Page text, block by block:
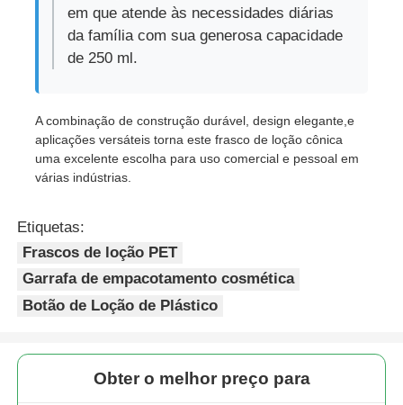
Caixinha de cosméticos
Bomba da loção do parafuso
Bomba de bloqueio esquerda-direita
Bomba do distribuidor do xarope
Pulverizador fino da névoa
pulverizador nasal
em que atende às necessidades diárias
da família com sua generosa capacidade
de 250 ml.
A combinação de construção durável, design elegante,e
aplicações versáteis torna este frasco de loção cônica
uma excelente escolha para uso comercial e pessoal em
várias indústrias.
Etiquetas:
Frascos de loção PET
Garrafa de empacotamento cosmética
Botão de Loção de Plástico
Obter o melhor preço para